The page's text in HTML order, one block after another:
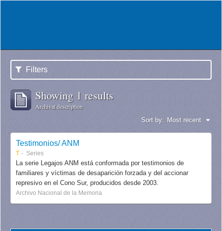
Filters
Showing 1 results
Archival description
Sort by: Most recent
Testimonios/ ANM
T Series
La serie Legajos ANM está conformada por testimonios de
familiares y víctimas de desaparición forzada y del accionar
represivo en el Cono Sur, producidos desde 2003.
Archivo Nacional de la Memoria